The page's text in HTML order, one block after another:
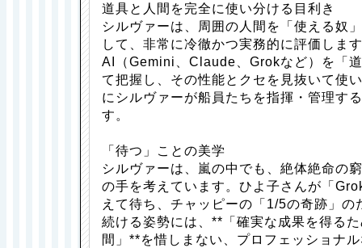
道具と人間を完全に使い分ける目利き
シルヴァーは、周囲の人間を「使える奴
して、非常に冷徹かつ実務的に評価しま
AI（Gemini、Claude、Grokなど）を「
て把握し、その性能とクセを見抜いて使
にシルヴァーが船員たちを指揮・管理す
す。
「待つ」ことの美学
シルヴァーは、嵐の中でも、絶体絶命の
の手を考えています。ひよ子さんが「
えて待ち、チャッピーの「1/5の奇跡」の
続ける姿勢には、**「確実な成果を得る
間」**を惜しまない、プロフェッショナ